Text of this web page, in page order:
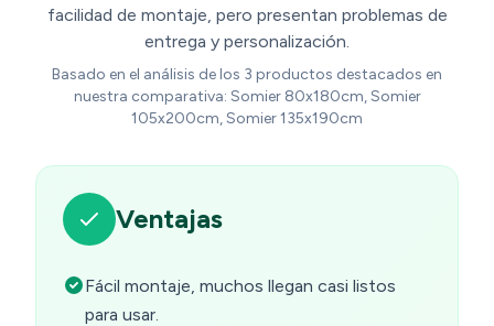
facilidad de montaje, pero presentan problemas de
entrega y personalización.
Basado en el análisis de los 3 productos destacados en
nuestra comparativa: Somier 80x180cm, Somier
105x200cm, Somier 135x190cm
Ventajas
Fácil montaje, muchos llegan casi listos
para usar.